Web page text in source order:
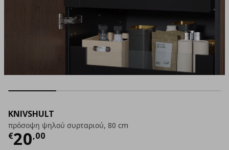
KNIVSHULT
πρόσοψη ψηλού συρταριού, 80 cm
€20,00
Τρέχουσα τιμή